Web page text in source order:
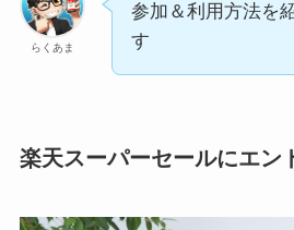
らくあま
参加＆利用方法を
す
楽天スーパーセールにエン